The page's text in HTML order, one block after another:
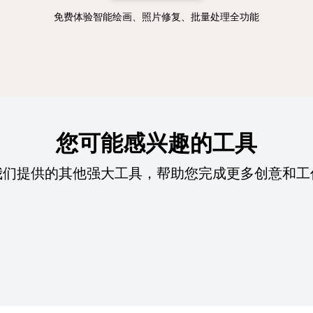
免费体验智能绘画、照片修复、批量处理全功能
您可能感兴趣的工具
提供的其他强大工具，帮助您完成更多创意和